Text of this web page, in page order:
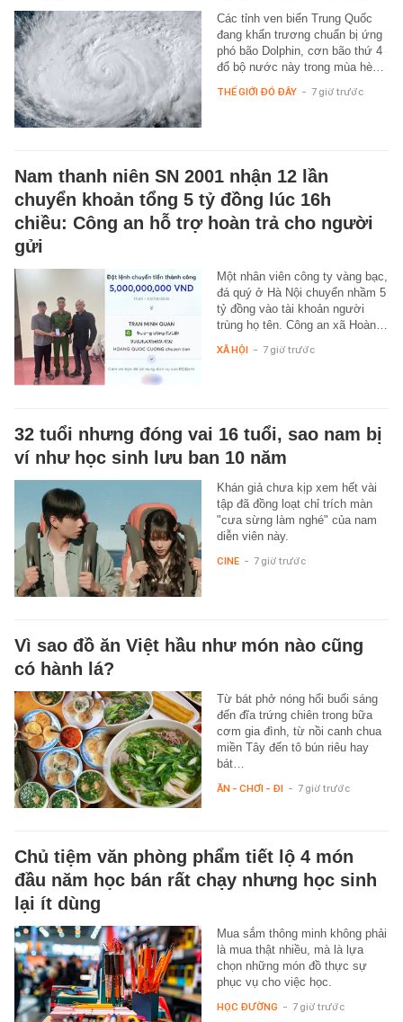
Các tỉnh ven biển Trung Quốc
đang khẩn trương chuẩn bị ứng
phó bão Dolphin, cơn bão thứ 4
đổ bộ nước này trong mùa hè…
THẾ GIỚI ĐÓ ĐÂY - 7 giờ trước
Nam thanh niên SN 2001 nhận 12 lần
chuyển khoản tổng 5 tỷ đồng lúc 16h
chiều: Công an hỗ trợ hoàn trả cho người
gửi
Một nhân viên công ty vàng bạc,
đá quý ở Hà Nội chuyển nhầm 5
tỷ đồng vào tài khoản người
trùng họ tên. Công an xã Hoàn…
XÃ HỘI - 7 giờ trước
32 tuổi nhưng đóng vai 16 tuổi, sao nam bị
ví như học sinh lưu ban 10 năm
Khán giả chưa kịp xem hết vài
tập đã đồng loạt chỉ trích màn
"cưa sừng làm nghé" của nam
diễn viên này.
CINE - 7 giờ trước
Vì sao đồ ăn Việt hầu như món nào cũng
có hành lá?
Từ bát phở nóng hổi buổi sáng
đến đĩa trứng chiên trong bữa
cơm gia đình, từ nồi canh chua
miền Tây đến tô bún riêu hay
bát…
ĂN - CHƠI - ĐI - 7 giờ trước
Chủ tiệm văn phòng phẩm tiết lộ 4 món
đầu năm học bán rất chạy nhưng học sinh
lại ít dùng
Mua sắm thông minh không phải
là mua thật nhiều, mà là lựa
chọn những món đồ thực sự
phục vụ cho việc học.
HỌC ĐƯỜNG - 7 giờ trước